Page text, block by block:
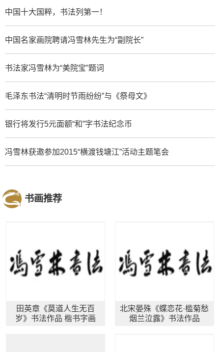
青》是以“弘扬中华传统文化，传承水墨
艺术精髓”为宗旨，展示现代中国书画艺
术发展变化的大型电视文化栏目。
中国十大国粹，书法列第一！
中国名家画院聘请冯雪林先生为“副院长”
书法家冯雪林为“美院宝”题词
毛泽东书法“清明时节雨纷纷”与《祭母文》
银行将发行5元面额“和”字书法纪念币
冯雪林获邀参加2015“横渡钱塘江”活动主题笔会
书画推荐
田英章《莫道人生无百
岁》书法作品 楷书字画
北宋晏殊《蝶恋花·槛菊愁
烟兰泣露》书法作品